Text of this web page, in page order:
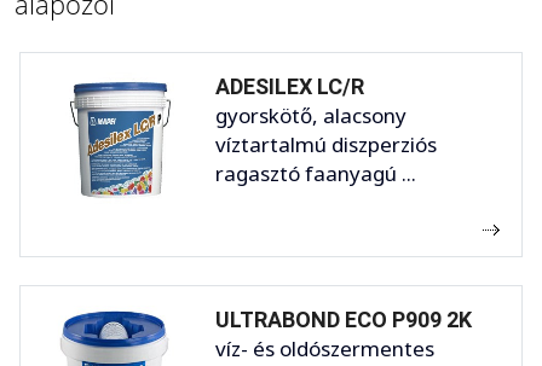
ADESILEX LC/R
gyorskötő, alacsony
víztartalmú diszperziós
ragasztó faanyagú ...
ULTRABOND ECO P909 2K
víz- és oldószermentes